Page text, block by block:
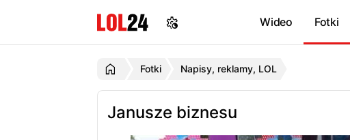
Wideo Fotki
Fotki Napisy, reklamy, LOL
Janusze biznesu